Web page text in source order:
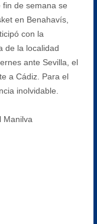
fin de semana se
en Benahavís,
con la
de la localidad
ante Sevilla, el
a Cádiz. Para el
inolvidable.
Manilva